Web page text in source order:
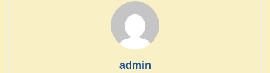
admin